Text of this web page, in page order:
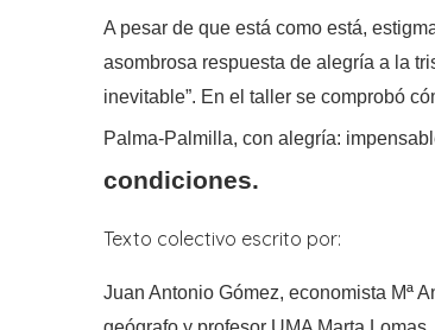
A pesar de que está como está,
asombrosa respuesta de alegría a la
inevitable”. En el taller se comprobó
Palma-Palmilla, con alegría:
condiciones.
Texto colectivo escrito por:
Juan Antonio Gómez, economista Mª